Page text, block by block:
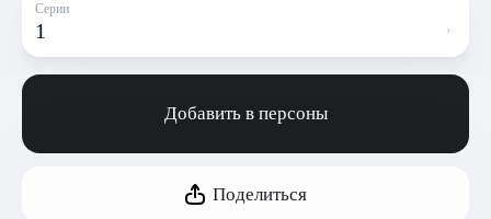
Серии
1
Добавить в персоны
Поделиться